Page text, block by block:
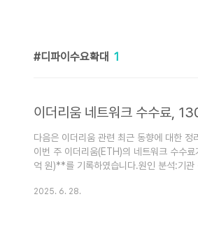
디파이수요확대 1
이더리움 네트워크 수수료,
다음은 이더리움 관련 최근 동향에 대한
이번 주 이더리움(ETH)의 네트워크 수수
억 원)**를 기록하였습니다.원인 분석:기
비트코인 채굴 중심 사업에서 이더리움 스
2025. 6. 28.